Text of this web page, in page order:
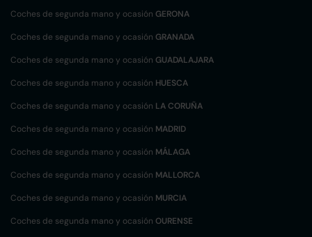
Coches de segunda mano y ocasión GERONA
Coches de segunda mano y ocasión GRANADA
Coches de segunda mano y ocasión GUADALAJARA
Coches de segunda mano y ocasión HUESCA
Coches de segunda mano y ocasión LA CORUÑA
Coches de segunda mano y ocasión MADRID
Coches de segunda mano y ocasión MÁLAGA
Coches de segunda mano y ocasión MALLORCA
Coches de segunda mano y ocasión MURCIA
Coches de segunda mano y ocasión OURENSE